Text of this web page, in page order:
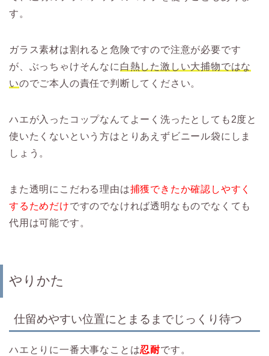
す。
ガラス素材は割れると危険ですので注意が必要です
が、ぶっちゃけそんなに 白熱した激しい大捕物ではな
いのでご本人の責任で判断してください。
ハエが入ったコップなんてよーく洗ったとしても2度と
使いたくないという方はとりあえずビニール袋にしま
しょう。
また透明にこだわる理由は捕獲できたか確認しやすく
するためだけですのでなければ透明なものでなくても
代用は可能です。
やりかた
仕留めやすい位置にとまるまでじっくり待つ
ハエとりに一番大事なことは忍耐です。